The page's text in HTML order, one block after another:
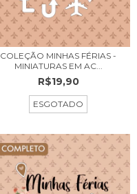
COLEÇÃO MINHAS FÉRIAS -
MINIATURAS EM AC...
R$19,90
ESGOTADO